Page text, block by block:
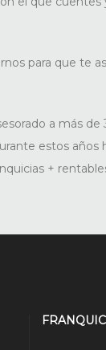
para que te
a más de
estos años
+